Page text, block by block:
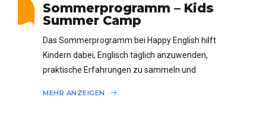
Sommerprogramm – Kids
Summer Camp
Das Sommerprogramm bei Happy English hilft
Kindern dabei, Englisch täglich anzuwenden,
praktische Erfahrungen zu sammeln und
MEHR ANZEIGEN